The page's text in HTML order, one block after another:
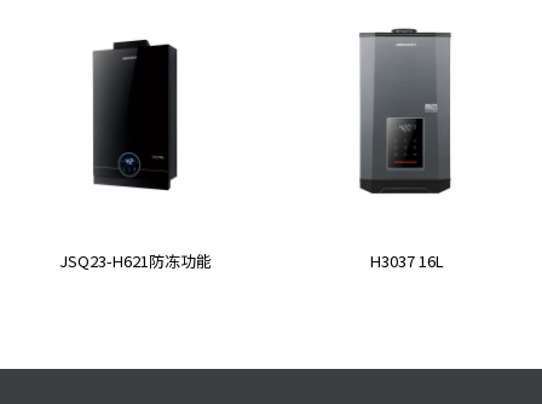
JSQ23-H621防冻功能 H3037 16L